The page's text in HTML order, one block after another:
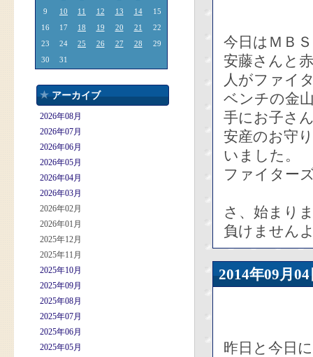
9
10 11 12 13 14
15
16
17 18 19 20 21
22
23
24 25 26 27 28
29
30
31
アーカイブ
2026年08月
2026年07月
2026年06月
2026年05月
2026年04月
2026年03月
2026年02月
2026年01月
2025年12月
2025年11月
2025年10月
2025年09月
2025年08月
2025年07月
2025年06月
2025年05月
今日はＭＢ
安藤さんと
人がファイ
ベンチの金
手にお子さ
安産のお守
いました。
ファイター
さ、始まり
負けません
2014年09
昨日と今日